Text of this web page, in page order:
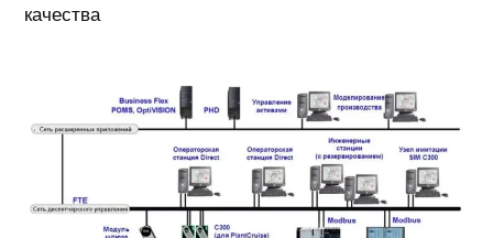
качества